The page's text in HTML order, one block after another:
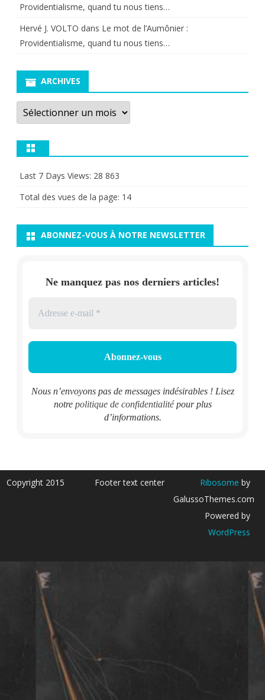
Providentialisme, quand tu nous tiens…
Hervé J. VOLTO dans Le mot de l’Aumônier :
Providentialisme, quand tu nous tiens…
ARCHIVES
Archives
Last 7 Days Views: 28 863
Total des vues de la page: 14
ABONNEZ-VOUS À NOTRE NEWSLETTER
Ne manquez pas nos derniers articles!
Nous n’envoyons pas de messages indésirables ! Lisez
notre politique de confidentialitépour plus
d’informations.
Copyright 2015 Footer text center Ribosome by
GalussoThemes.com
Powered by
WordPress